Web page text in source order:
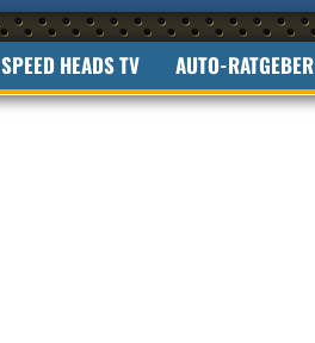
SPEED HEADS TV AUTO-RATGEBER